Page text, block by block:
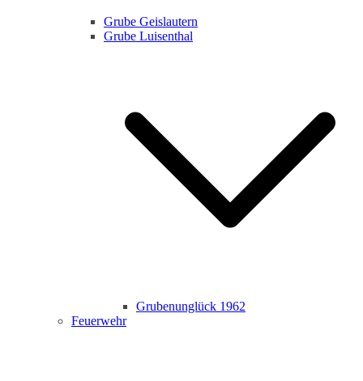
Grube Geislautern
Grube Luisenthal
Grubenunglück 1962
Feuerwehr